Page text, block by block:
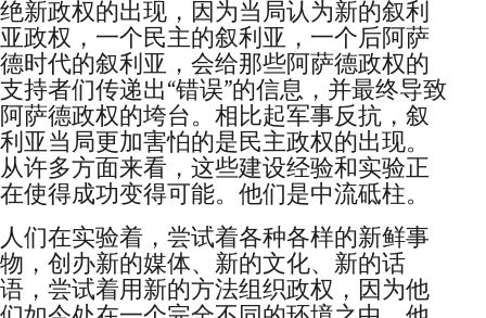
绝新政权的出现，因为当局认为新的叙利
亚政权，一个民主的叙利亚，一个后阿萨
德时代的叙利亚，会给那些阿萨德政权的
支持者们传递出“错误”的信息，并最终导致
阿萨德政权的垮台。相比起军事反抗，叙
利亚当局更加害怕的是民主政权的出现。
从许多方面来看，这些建设经验和实验正
在使得成功变得可能。他们是中流砥柱。
人们在实验着，尝试着各种各样的新鲜事
物，创办新的媒体、新的文化、新的话
语，尝试着用新的方法组织政权，因为他